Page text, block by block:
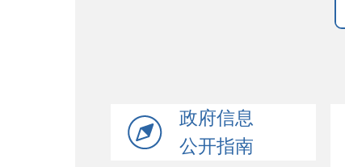
政府信息
公开指南